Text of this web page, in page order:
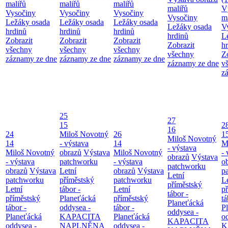
maliřů
Vysočiny
Ležáky osada
hrdinů
Zobrazit
všechny
záznamy ze dne
maliřů
Vysočiny
Ležáky osada
hrdinů
Zobrazit
všechny
záznamy ze dne
maliřů
Vysočiny
Ležáky osada
hrdinů
Zobrazit
všechny
záznamy ze dne
maliřů
Vysočiny
Ležáky osada
hrdinů
Zobrazit
všechny
záznamy ze dne
24
14
Miloš Novotný
- výstava
obrazů Výstava
patchworku
Letní
příměstský
tábor -
Planeťácká
oddysea -
25
15
Miloš Novotný
- výstava
obrazů Výstava
patchworku
Letní
příměstský
tábor -
Planeťácká
oddysea -
KAPACITA
NAPLNĚNA
26
14
Miloš Novotný
- výstava
obrazů Výstava
patchworku
Letní
příměstský
tábor -
Planeťácká
oddysea -
27
16
Miloš Novotný
- výstava
obrazů Výstava
patchworku
Letní
příměstský
tábor -
Planeťácká
oddysea -
KAPACITA
-